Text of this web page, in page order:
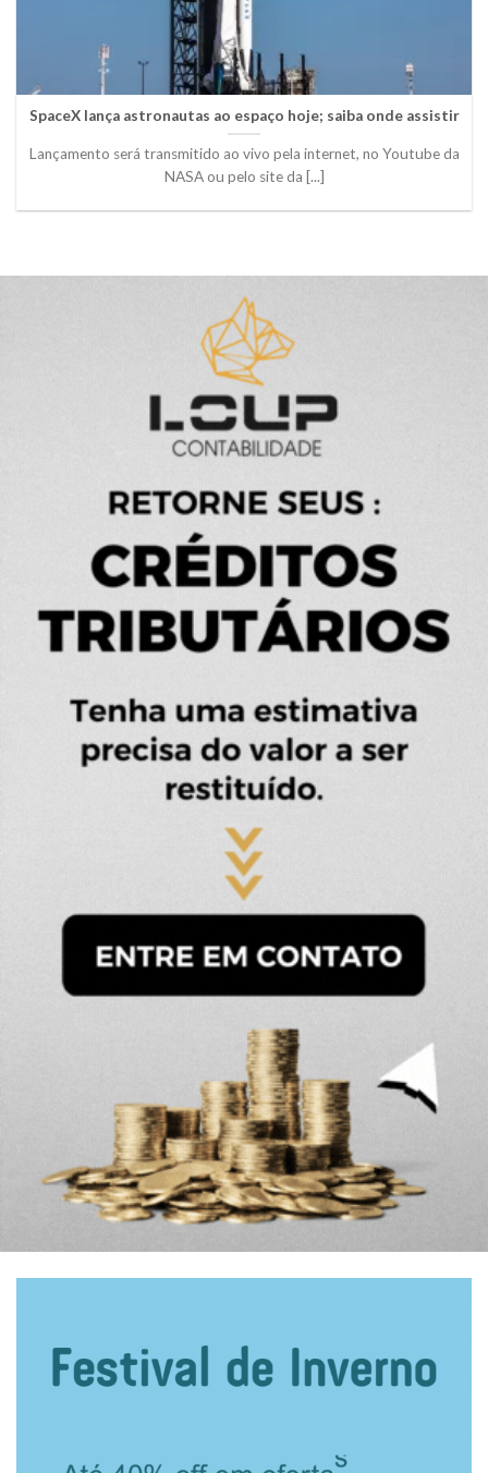
SpaceX lança astronautas ao espaço hoje; saiba onde assistir
Lançamento será transmitido ao vivo pela internet, no Youtube da
NASA ou pelo site da [...]